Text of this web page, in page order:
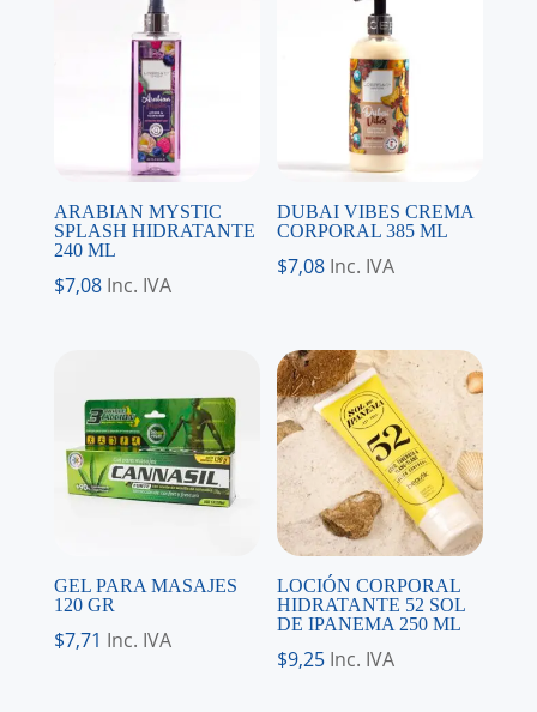
ARABIAN MYSTIC
SPLASH HIDRATANTE
240 ML
$7,08 Inc. IVA
DUBAI VIBES CREMA
CORPORAL 385 ML
$7,08 Inc. IVA
GEL PARA MASAJES
120 GR
$7,71 Inc. IVA
LOCIÓN CORPORAL
HIDRATANTE 52 SOL
DE IPANEMA 250 ML
$9,25 Inc. IVA